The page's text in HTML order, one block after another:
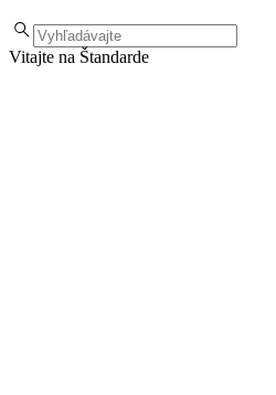
Vitajte na Štandarde